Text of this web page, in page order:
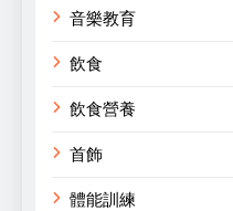
音樂教育
飲食
飲食營養
首飾
體能訓練